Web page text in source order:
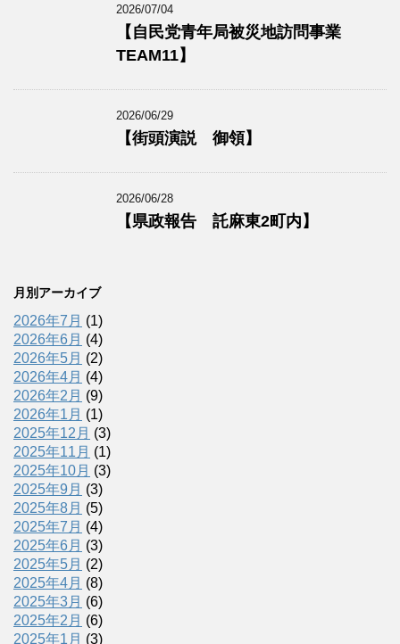
2026/07/04
【自民党青年局被災地訪問事業
TEAM11】
2026/06/29
【街頭演説 御領】
2026/06/28
【県政報告 託麻東2町内】
月別アーカイブ
2026年7月 (1)
2026年6月 (4)
2026年5月 (2)
2026年4月 (4)
2026年2月 (9)
2026年1月 (1)
2025年12月 (3)
2025年11月 (1)
2025年10月 (3)
2025年9月 (3)
2025年8月 (5)
2025年7月 (4)
2025年6月 (3)
2025年5月 (2)
2025年4月 (8)
2025年3月 (6)
2025年2月 (6)
2025年1月 (3)